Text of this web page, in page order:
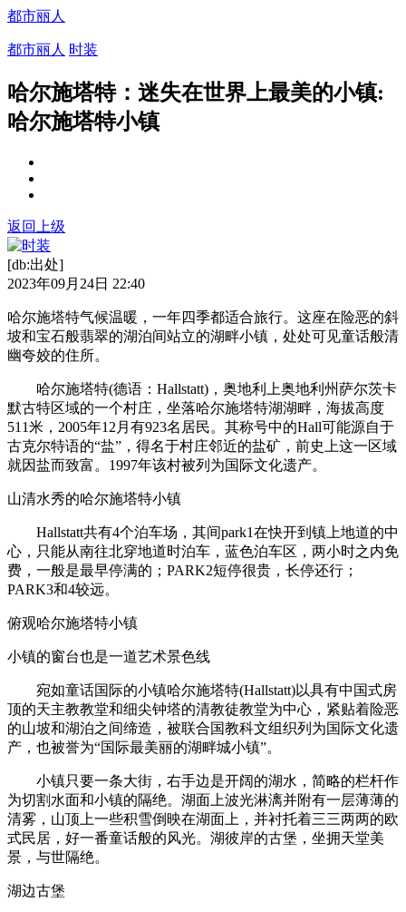
都市丽人
都市丽人 时装
哈尔施塔特：迷失在世界上最美的小镇:
哈尔施塔特小镇
返回上级
[db:出处]
2023年09月24日 22:40
哈尔施塔特气候温暖，一年四季都适合旅行。这座在险恶的斜
坡和宝石般翡翠的湖泊间站立的湖畔小镇，处处可见童话般清
幽夸姣的住所。
哈尔施塔特(德语：Hallstatt)，奥地利上奥地利州萨尔茨卡
默古特区域的一个村庄，坐落哈尔施塔特湖湖畔，海拔高度
511米，2005年12月有923名居民。其称号中的Hall可能源自于
古克尔特语的“盐”，得名于村庄邻近的盐矿，前史上这一区域
就因盐而致富。1997年该村被列为国际文化遗产。
山清水秀的哈尔施塔特小镇
Hallstatt共有4个泊车场，其间park1在快开到镇上地道的中
心，只能从南往北穿地道时泊车，蓝色泊车区，两小时之内免
费，一般是最早停满的；PARK2短停很贵，长停还行；
PARK3和4较远。
俯观哈尔施塔特小镇
小镇的窗台也是一道艺术景色线
宛如童话国际的小镇哈尔施塔特(Hallstatt)以具有中国式房
顶的天主教教堂和细尖钟塔的清教徒教堂为中心，紧贴着险恶
的山坡和湖泊之间缔造，被联合国教科文组织列为国际文化遗
产，也被誉为“国际最美丽的湖畔城小镇”。
小镇只要一条大街，右手边是开阔的湖水，简略的栏杆作
为切割水面和小镇的隔绝。湖面上波光淋漓并附有一层薄薄的
清雾，山顶上一些积雪倒映在湖面上，并衬托着三三两两的欧
式民居，好一番童话般的风光。湖彼岸的古堡，坐拥天堂美
景，与世隔绝。
湖边古堡